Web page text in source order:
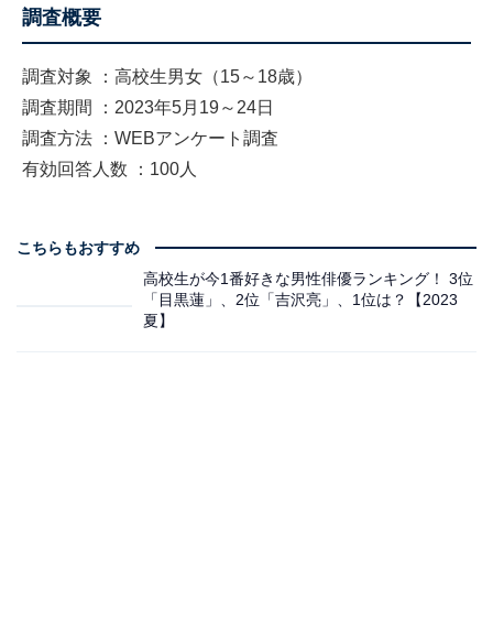
調査概要
調査対象 ：高校生男女（15～18歳）
調査期間 ：2023年5月19～24日
調査方法 ：WEBアンケート調査
有効回答人数 ：100人
こちらもおすすめ
高校生が今1番好きな男性俳優ランキング！ 3位
「目黒蓮」、2位「吉沢亮」、1位は？【2023
夏】